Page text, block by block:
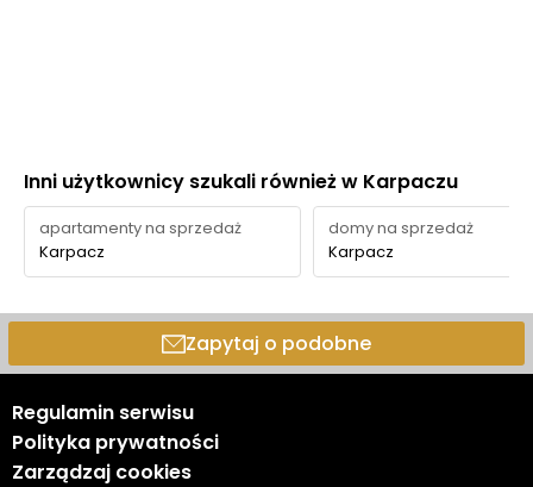
Inni użytkownicy szukali również w Karpaczu
apartamenty na sprzedaż
Karpacz
domy na sprzedaż
Karpacz
Zapytaj o podobne
Regulamin serwisu
Polityka prywatności
Zarządzaj cookies